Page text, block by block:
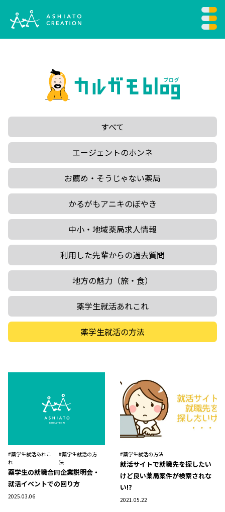
すべて
エージェントのホンネ
お薦め・そうじゃない薬局
かるがもアニキのぼやき
中小・地域薬局求人情報
利用した先輩からの過去質問
地方の魅力（旅・食）
薬学生就活あれこれ
薬学生就活の方法
#薬学生就活あれこ
れ
#薬学生就活の方
法
薬学生の就職合同企業説明会・
就活イベントでの回り方
2025.03.06
#薬学生就活の方法
就活サイトで就職先を探したい
けど良い薬局案件が検索されな
い!?
2021.05.22